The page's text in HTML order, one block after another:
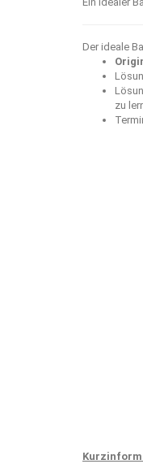
Der ideale
zu